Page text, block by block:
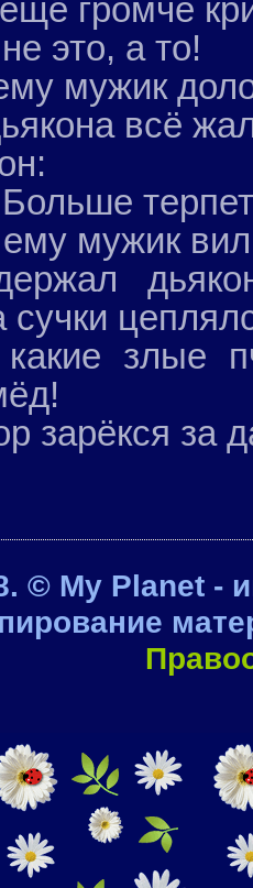
громче
это, а то!
мужик
всё
мужик
сучки
злые
зарёкся за
© My Planet -